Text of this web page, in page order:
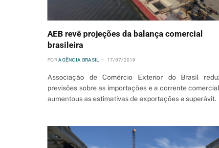
AEB revê projeções da balança comercial
brasileira
POR AGÊNCIA BRASIL 17/07/2019
Associação de Comércio Exterior do Brasil
previsões sobre as importações e a corrente
aumentous as estimativas de exportações e superávit.